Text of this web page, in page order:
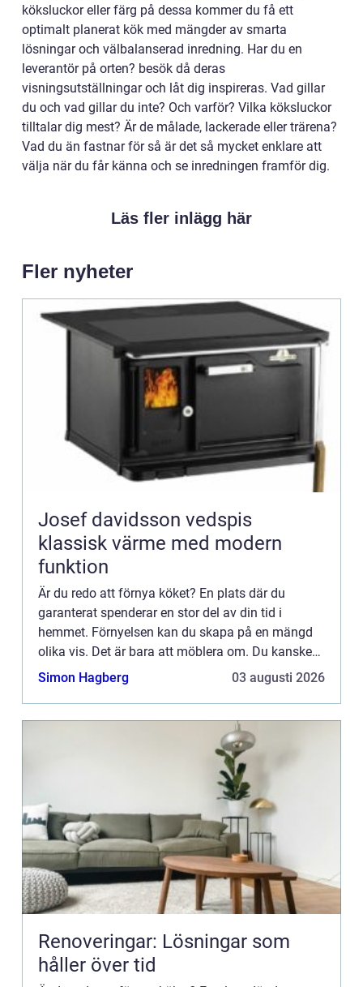
köksluckor eller färg på dessa kommer du få ett
optimalt planerat kök med mängder av smarta
lösningar och välbalanserad inredning. Har du en
leverantör på orten? besök då deras
visningsutställningar och låt dig inspireras. Vad gillar
du och vad gillar du inte? Och varför? Vilka köksluckor
tilltalar dig mest? Är de målade, lackerade eller trärena?
Vad du än fastnar för så är det så mycket enklare att
välja när du får känna och se inredningen framför dig.
Läs fler inlägg här
Fler nyheter
Josef davidsson vedspis
klassisk värme med modern
funktion
Är du redo att förnya köket? En plats där du
garanterat spenderar en stor del av din tid i
hemmet. Förnyelsen kan du skapa på en mängd
olika vis. Det är bara att möblera om. Du kanske
även välje...
Simon Hagberg 03 augusti 2026
Renoveringar: Lösningar som
håller över tid